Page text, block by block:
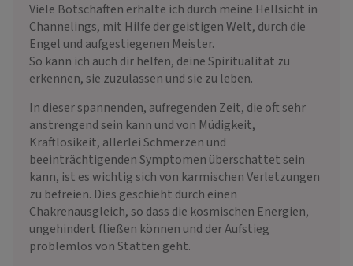
Viele Botschaften erhalte ich durch meine Hellsicht in
Channelings, mit Hilfe der geistigen Welt, durch die
Engel und aufgestiegenen Meister.
So kann ich auch dir helfen, deine Spiritualität zu
erkennen, sie zuzulassen und sie zu leben.
In dieser spannenden, aufregenden Zeit, die oft sehr
anstrengend sein kann und von Müdigkeit,
Kraftlosikeit, allerlei Schmerzen und
beeinträchtigenden Symptomen überschattet sein
kann, ist es wichtig sich von karmischen Verletzungen
zu befreien. Dies geschieht durch einen
Chakrenausgleich, so dass die kosmischen Energien,
ungehindert fließen können und der Aufstieg
problemlos von Statten geht.